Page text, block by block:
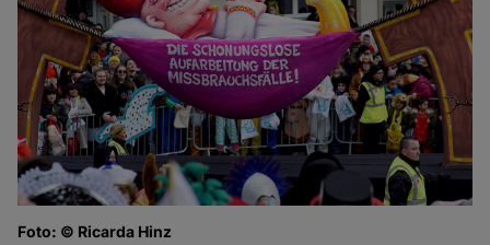
Foto: © Ricarda Hinz